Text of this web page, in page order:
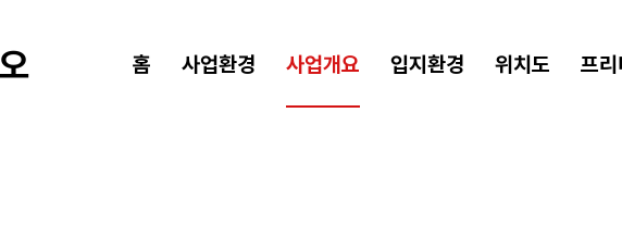
홈 사업환경 사업개요 입지환경 위치도 프